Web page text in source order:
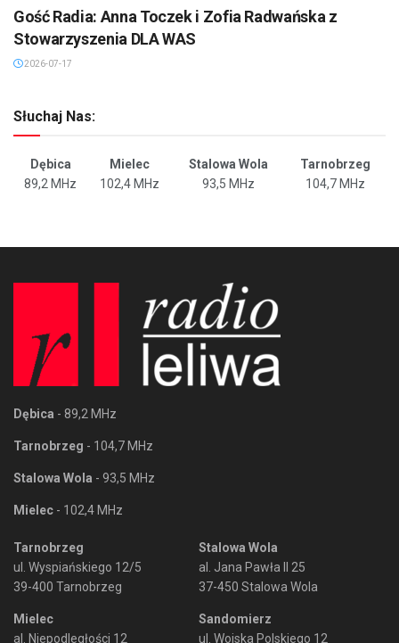
Gość Radia: Anna Toczek i Zofia Radwańska z
Stowarzyszenia DLA WAS
2026-07-17
Słuchaj Nas:
Dębica Mielec Stalowa Wola
Tarnobrzeg
89,2 MHz
102,4 MHz 93,5 MHz 104,7 MHz
Dębica - 89,2 MHz
Tarnobrzeg - 104,7 MHz
Stalowa Wola - 93,5 MHz
Mielec - 102,4 MHz
Tarnobrzeg
ul. Wyspiańskiego 12/5
39-400 Tarnobrzeg
Mielec
al. Niepodległości 12
Stalowa Wola
al. Jana Pawła II 25
37-450 Stalowa Wola
Sandomierz
ul. Wojska Polskiego 12